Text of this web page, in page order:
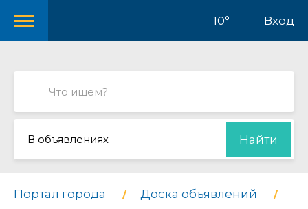
10° Вход
В объявлениях Найти
Портал города
Доска объявлений